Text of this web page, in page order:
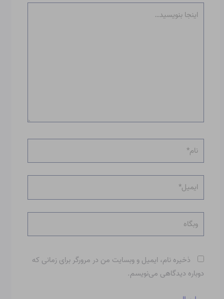
بنویسید…
ایمیل*
وبگاه
ذخیره نام، ایمیل و وبسایت من در مرورگر برای زمانی که
دوباره دیدگاهی می‌نویسم.